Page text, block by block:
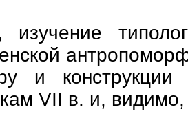
изучение
и
VII в. и, видимо,